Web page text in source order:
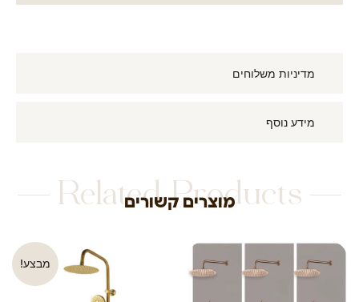
מדיניות משלוחים
מידע נוסף
Related Products
מוצרים קשורים
מבצע!